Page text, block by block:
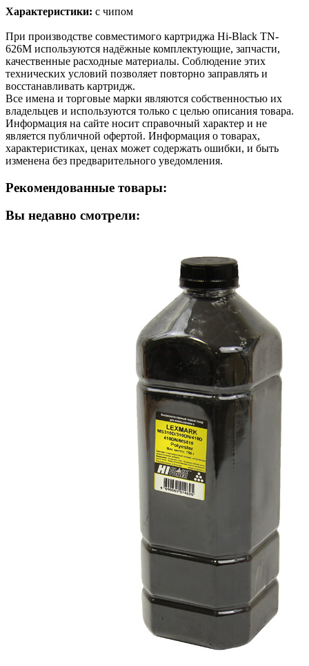
Характеристики: с чипом
При производстве совместимого картриджа Hi-Black TN-
626M используются надёжные комплектующие, запчасти,
качественные расходные материалы. Соблюдение этих
технических условий позволяет повторно заправлять и
восстанавливать картридж.
Все имена и торговые марки являются собственностью их
владельцев и используются только с целью описания товара.
Информация на сайте носит справочный характер и не
является публичной офертой. Информация о товарах,
характеристиках, ценах может содержать ошибки, и быть
изменена без предварительного уведомления.
Рекомендованные товары:
Вы недавно смотрели: